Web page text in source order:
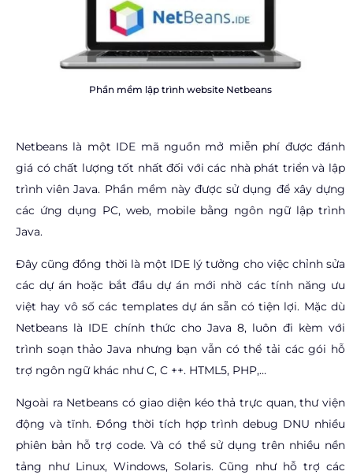
Phần mềm lập trình website Netbeans
Netbeans là một IDE mã nguồn mở miễn phí được đánh
giá có chất lượng tốt nhất đối với các nhà phát triển và lập
trình viên Java. Phần mềm này được sử dụng để xây dựng
các ứng dụng PC, web, mobile bằng ngôn ngữ lập trình
Java.
Đây cũng đồng thời là một IDE lý tưởng cho việc chỉnh sửa
các dự án hoặc bắt đầu dự án mới nhờ các tính năng ưu
việt hay vô số các templates dự án sẵn có tiện lợi. Mặc dù
Netbeans là IDE chính thức cho Java 8, luôn đi kèm với
trình soạn thảo Java nhưng bạn vẫn có thể tải các gói hỗ
trợ ngôn ngữ khác như C, C ++. HTML5, PHP,…
Ngoài ra Netbeans có giao diện kéo thả trực quan, thư viện
động và tĩnh. Đồng thời tích hợp trình debug DNU nhiều
phiên bản hỗ trợ code. Và có thể sử dụng trên nhiều nền
tảng như Linux, Windows, Solaris. Cũng như hỗ trợ các